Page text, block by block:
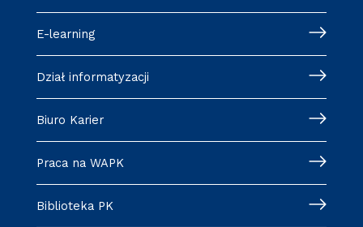
E-learning
Dział informatyzacji
Biuro Karier
Praca na WAPK
Biblioteka PK